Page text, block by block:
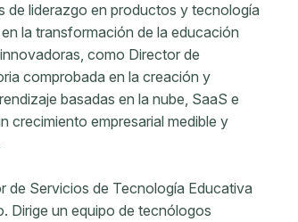
de liderazgo en productos y tecnología
la transformación de la educación
como Director de
comprobada en la creación y
basadas en la nube, SaaS e
crecimiento empresarial medible y
de Servicios de Tecnología Educativa
Dirige un equipo de tecnólogos